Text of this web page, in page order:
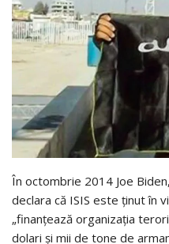
În octombrie 2014 Joe
declara că ISIS este ținut în
„finanțează organizația
dolari și mii de tone de